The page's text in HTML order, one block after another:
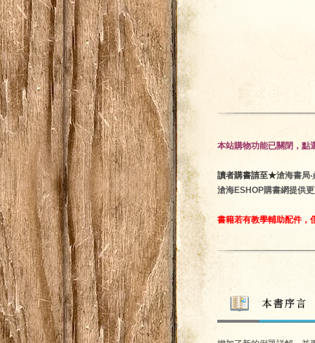
本站購物功能已關閉，點
讀者購書請至★滄海書局
滄海ESHOP購書網提供
書籍若有教學輔助配件，